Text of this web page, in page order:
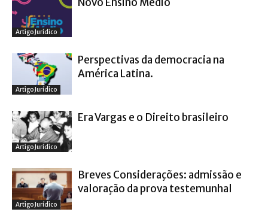
Artigo Jurídico
Artigo Jurídico
Perspectivas da democracia na
América Latina.
Artigo Jurídico
Era Vargas e o Direito brasileiro
Artigo Jurídico
Breves Considerações: admissão e
valoração da prova testemunhal